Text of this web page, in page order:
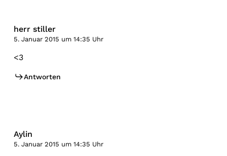
herr stiller
5. Januar 2015 um 14:35 Uhr
<3
Antworten
Aylin
5. Januar 2015 um 14:35 Uhr